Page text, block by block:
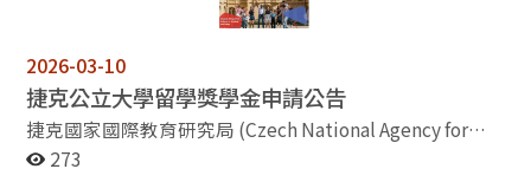
2026-03-10
捷克公立大學留學獎學金申請公告
捷克國家國際教育研究局 (Czech National Agency for
International Education and Research) 推出新的留學獎
273